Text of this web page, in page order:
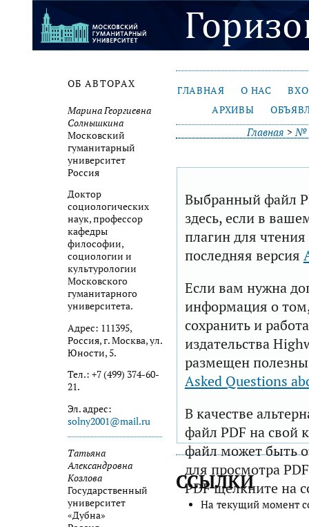
ОБ АВТОРАХ
Марина Георгиевна
Солнышкина
Московский
гуманитарный
университет
Россия
Доктор
социологических
наук, профессор
кафедры
философии,
социологии и
культурологии
Московского
гуманитарного
университета.
Адрес: 111395,
Россия, г. Москва, ул.
Юности, 5.
Тел.: +7 (499) 374-60-
21.
Эл. адрес:
solny2001@mail.ru
Татьяна
Александровна
Козлова
Государственный
университет
«Дубна»
ГЛАВНАЯ О НАС
АРХИВЫ
Главная >№
Выбранный файл
здесь, если в
плагин для
последняя версия
Если вам нужна
информация о том,
сохранить и
издательства
размещен
Asked Questions
В качестве
файл PDF на свой
файл может быть
для просмотра
PDF щелкните на
ССЫЛКИ
На текущий момент